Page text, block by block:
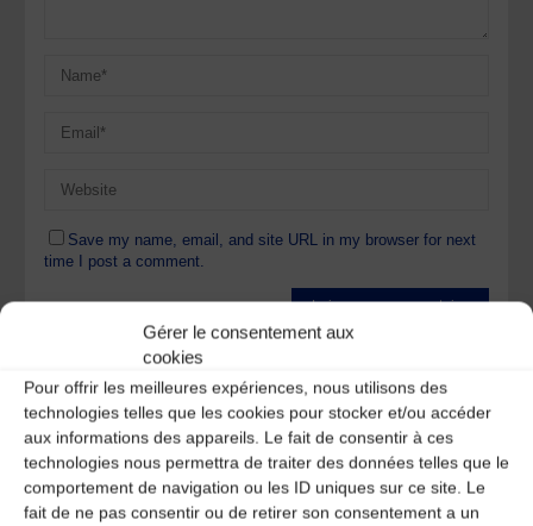
Gérer le consentement aux
cookies
Pour offrir les meilleures expériences, nous utilisons des
technologies telles que les cookies pour stocker et/ou accéder
aux informations des appareils. Le fait de consentir à ces
technologies nous permettra de traiter des données telles que le
comportement de navigation ou les ID uniques sur ce site. Le
fait de ne pas consentir ou de retirer son consentement a un
Save my name, email, and site URL in my browser for next
time I post a comment.
Ce site utilise Akismet pour réduire les indésirables.
commentaires sont traitées.